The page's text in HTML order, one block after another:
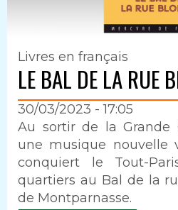
Livres en français
LE BAL DE LA RUE
30/03/2023 - 17:05
Intro
Au sortir de la Grande
une musique nouvelle
conquiert le Tout-
quartiers au Bal de la
de Montparnasse.